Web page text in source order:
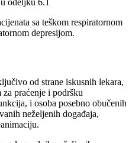
sa teškom respiratornom
depresijom.
od strane iskusnih lekara,
praćenje i podršku
i osoba posebno obučenih
neželjenih događaja,